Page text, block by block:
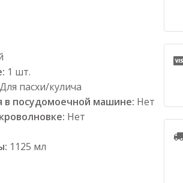
1 шт.
Для пасхи/кулича
посудомоечной машине: Нет
Нет
1125 мл